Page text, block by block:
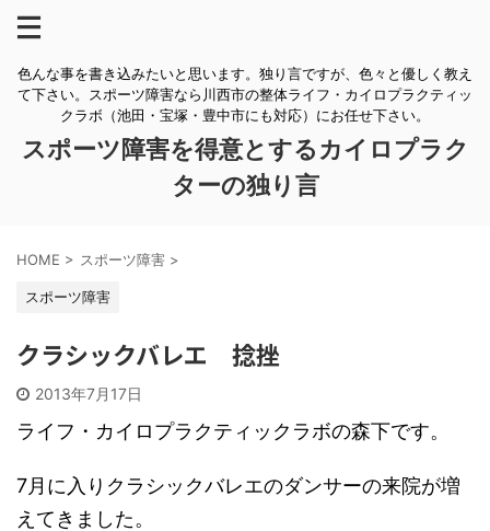
色んな事を書き込みたいと思います。独り言ですが、色々と優しく教え
て下さい。スポーツ障害なら川西市の整体ライフ・カイロプラクティッ
クラボ（池田・宝塚・豊中市にも対応）にお任せ下さい。
スポーツ障害を得意とするカイロプラク
ターの独り言
HOME > スポーツ障害 >
スポーツ障害
クラシックバレエ 捻挫
2013年7月17日
ライフ・カイロプラクティックラボの森下です。
7月に入りクラシックバレエのダンサーの来院が増
えてきました。